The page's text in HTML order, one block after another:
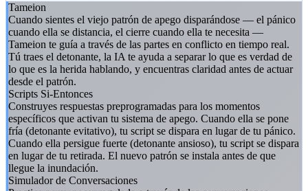
Tameion
Cuando sientes el viejo patrón de apego disparándose — el pánico
cuando ella se distancia, el cierre cuando ella te necesita —
Tameion te guía a través de las partes en conflicto en tiempo real.
Tú traes el detonante, la IA te ayuda a separar lo que es verdad de
lo que es la herida hablando, y encuentras claridad antes de actuar
desde el patrón.
Scripts Si-Entonces
Construyes respuestas preprogramadas para los momentos
específicos que activan tu sistema de apego. Cuando ella se pone
fría (detonante evitativo), tu script se dispara en lugar de tu pánico.
Cuando ella persigue fuerte (detonante ansioso), tu script se dispara
en lugar de tu retirada. El nuevo patrón se instala antes de que
llegue la inundación.
Simulador de Conversaciones